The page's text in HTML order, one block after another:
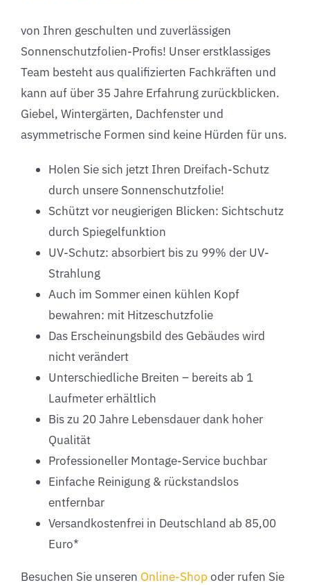
von Ihren geschulten und zuverlässigen
Sonnenschutzfolien-Profis! Unser erstklassiges
Team besteht aus qualifizierten Fachkräften und
kann auf über 35 Jahre Erfahrung zurückblicken.
Giebel, Wintergärten, Dachfenster und
asymmetrische Formen sind keine Hürden für uns.
Holen Sie sich jetzt Ihren Dreifach-Schutz
durch unsere Sonnenschutzfolie!
Schützt vor neugierigen Blicken: Sichtschutz
durch Spiegelfunktion
UV-Schutz: absorbiert bis zu 99% der UV-
Strahlung
Auch im Sommer einen kühlen Kopf
bewahren: mit Hitzeschutzfolie
Das Erscheinungsbild des Gebäudes wird
nicht verändert
Unterschiedliche Breiten – bereits ab 1
Laufmeter erhältlich
Bis zu 20 Jahre Lebensdauer dank hoher
Qualität
Professioneller Montage-Service buchbar
Einfache Reinigung & rückstandslos
entfernbar
Versandkostenfrei in Deutschland ab 85,00
Euro*
Besuchen Sie unseren Online-Shop oder rufen Sie